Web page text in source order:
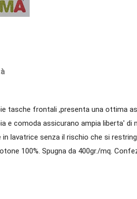
tasche frontali ,presenta una ottima
e comoda assicurano ampia liberta'
lavatrice senza il rischio che si
100%. Spugna da 400gr./mq.